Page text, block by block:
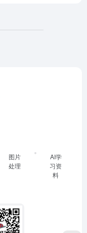
图片
处理
AI学
习资
料